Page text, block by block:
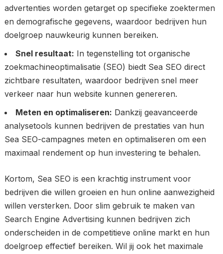
advertenties worden getarget op specifieke zoektermen
en demografische gegevens, waardoor bedrijven hun
doelgroep nauwkeurig kunnen bereiken.
Snel resultaat: In tegenstelling tot organische
zoekmachineoptimalisatie (SEO) biedt Sea SEO direct
zichtbare resultaten, waardoor bedrijven snel meer
verkeer naar hun website kunnen genereren.
Meten en optimaliseren: Dankzij geavanceerde
analysetools kunnen bedrijven de prestaties van hun
Sea SEO-campagnes meten en optimaliseren om een
maximaal rendement op hun investering te behalen.
Kortom, Sea SEO is een krachtig instrument voor
bedrijven die willen groeien en hun online aanwezigheid
willen versterken. Door slim gebruik te maken van
Search Engine Advertising kunnen bedrijven zich
onderscheiden in de competitieve online markt en hun
doelgroep effectief bereiken. Wil jij ook het maximale